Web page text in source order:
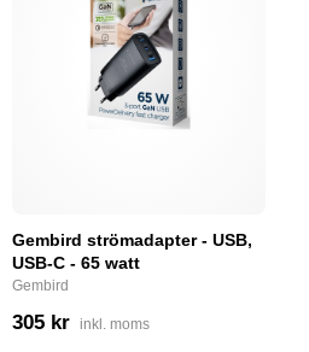
Gembird strömadapter - USB,
USB-C - 65 watt
Gembird
305 kr inkl. moms